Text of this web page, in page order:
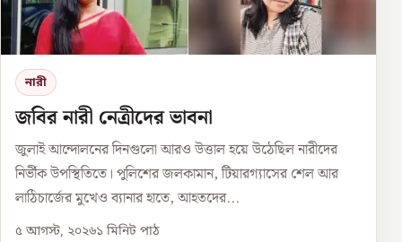
নারী
জবির নারী নেত্রীদের ভাবনা
জুলাই আন্দোলনের দিনগুলো আরও উত্তাল হয়ে উঠেছিল নারীদের
নির্ভীক উপস্থিতিতে। পুলিশের জলকামান, টিয়ারগ্যাসের শেল আর
লাঠিচার্জের মুখেও ব্যানার হাতে, আহতদের...
৫ আগস্ট, ২০২৬১ মিনিট পাঠ